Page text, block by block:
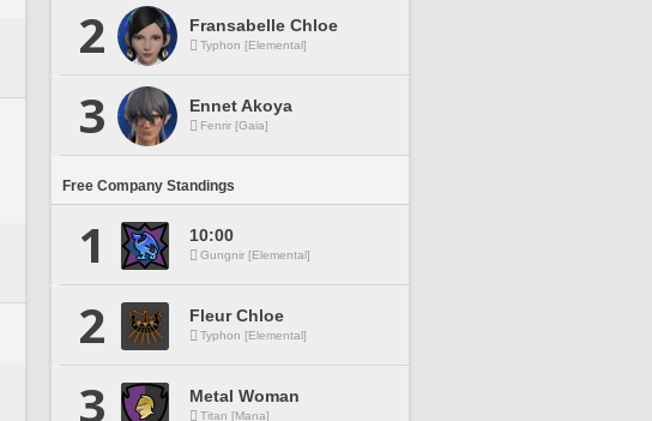
2 Fransabelle Chloe
Typhon [Elemental]
3 Ennet Akoya
Fenrir [Gaia]
Free Company Standings
1 10:00
Gungnir [Elemental]
2 Fleur Chloe
Typhon [Elemental]
3 Metal Woman
Titan [Mana]